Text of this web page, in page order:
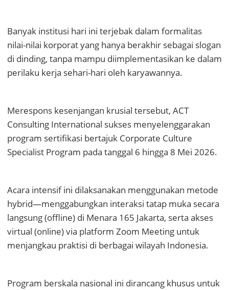
Banyak institusi hari ini terjebak dalam formalitas
nilai-nilai korporat yang hanya berakhir sebagai slogan
di dinding, tanpa mampu diimplementasikan ke dalam
perilaku kerja sehari-hari oleh karyawannya.
Merespons kesenjangan krusial tersebut, ACT
Consulting International sukses menyelenggarakan
program sertifikasi bertajuk Corporate Culture
Specialist Program pada tanggal 6 hingga 8 Mei 2026.
Acara intensif ini dilaksanakan menggunakan metode
hybrid—menggabungkan interaksi tatap muka secara
langsung (offline) di Menara 165 Jakarta, serta akses
virtual (online) via platform Zoom Meeting untuk
menjangkau praktisi di berbagai wilayah Indonesia.
Program berskala nasional ini dirancang khusus untuk